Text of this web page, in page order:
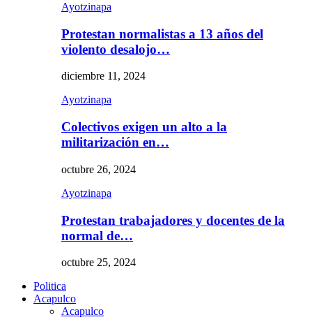
Ayotzinapa
Protestan normalistas a 13 años del
violento desalojo…
diciembre 11, 2024
Ayotzinapa
Colectivos exigen un alto a la
militarización en…
octubre 26, 2024
Ayotzinapa
Protestan trabajadores y docentes de la
normal de…
octubre 25, 2024
Politica
Acapulco
Acapulco